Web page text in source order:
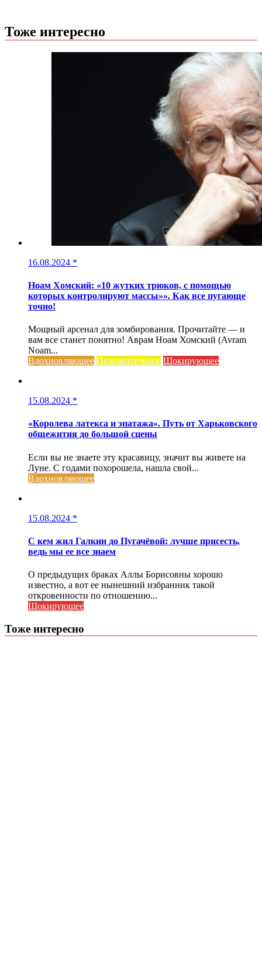
Тоже интересно
16.08.2024 *
Ноам Хомский: «10 жутких трюков, с помощью
которых контролируют массы»». Как все пугающе
точно!
Мощный арсенал для зомбирования. Прочитайте — и
вам все станет понятно! Аврам Ноам Хомский (Avram
Noam...
Вдохновляющее Познавательное Шокирующее
15.08.2024 *
«Королева латекса и эпатажа». Путь от Харьковского
общежития до большой сцены
Если вы не знаете эту красавицу, значит вы живете на
Луне. С годами похорошела, нашла свой...
Вдохновляющее
15.08.2024 *
С кем жил Галкин до Пугачёвой: лучше присесть,
ведь мы ее все знаем
О предыдущих браках Аллы Борисовны хорошо
известно, а вот ее нынешний избранник такой
откровенности по отношению...
Шокирующее
Тоже интересно